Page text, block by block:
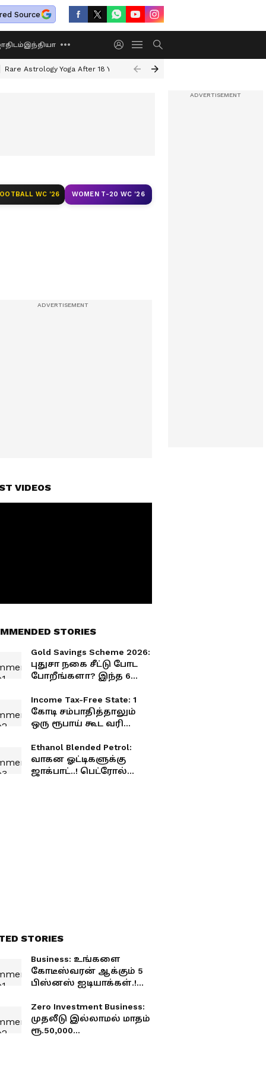
Source
இந்தியா
Rare Astrology Yoga After 18 Years Dwi Pushkar Yoga 2026
WC '26 WOMEN T-20 WC '26
VIDEOS
STORIES
Gold Savings Scheme 2026:
புதுசா நகை சீட்டு போட
போறீங்களா? இந்த 6
100 பவுன் வாங்காலம்.!
Income Tax-Free State: 1
கோடி சம்பாதித்தாலும்
ஒரு ரூபாய் கூட வரி
இப்படி ஒரு இடமா?
Ethanol Blended Petrol:
வாகன ஓட்டிகளுக்கு
ஜாக்பாட்..! பெட்ரோல்
STORIES
Business: உங்களை
கோடீஸ்வரன் ஆக்கும் 5
பிஸ்னஸ் ஐடியாக்கள்.!
சம்பாதிக்கலாம் ஜாலியா.!
Zero Investment Business:
முதலீடு இல்லாமல் மாதம்
ரூ.50,000